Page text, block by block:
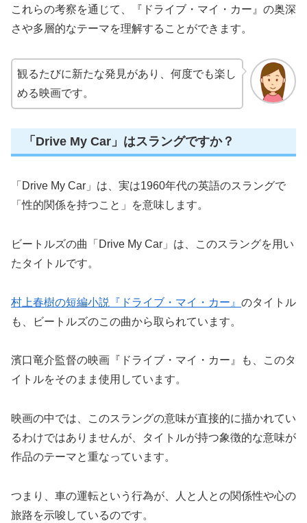
これらの考察を通じて、『ドライブ・マイ・カー』の奥深
さや多層的なテーマを理解することができます。
観るたびに新たな発見があり、何度でも楽し
める映画です。
「Drive My Car」はスラングですか？
「Drive My Car」は、実は1960年代の英語のスラングで
「性的関係を持つこと」を意味します。
ビートルズの曲「Drive My Car」は、このスラングを用い
たタイトルです。
村上春樹の短編小説『ドライブ・マイ・カー』 のタイトル
も、ビートルズのこの曲から取られています。
濱口竜介監督の映画『ドライブ・マイ・カー』も、このタ
イトルをそのまま使用しています。
映画の中では、このスラングの意味が直接的に描かれてい
るわけではありませんが、タイトルが持つ象徴的な意味が
作品のテーマと重なっています。
つまり、車の運転という行為が、人と人との関係性や心の
旅路を示唆しているのです。